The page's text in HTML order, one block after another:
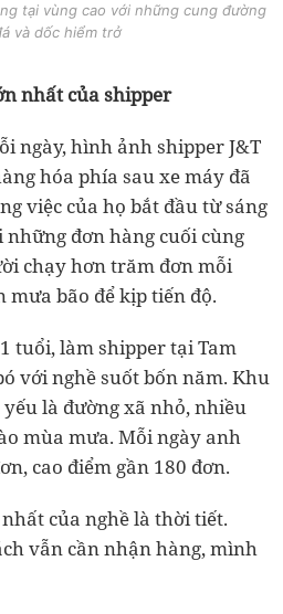
tại vùng cao với những cung đường
và dốc hiểm trở
nhất của shipper
ngày, hình ảnh shipper J&T
hóa phía sau xe máy đã
việc của họ bắt đầu từ sáng
đơn hàng cuối cùng
chạy hơn trăm đơn mỗi
mưa bão để kịp tiến độ.
tuổi, làm shipper tại Tam
với nghề suốt bốn năm. Khu
là đường xã nhỏ, nhiều
mùa mưa. Mỗi ngày anh
cao điểm gần 180 đơn.
của nghề là thời tiết.
vẫn cần nhận hàng, mình